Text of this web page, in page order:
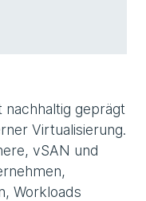
geprägt
Virtualisierung.
vSAN und
Workloads